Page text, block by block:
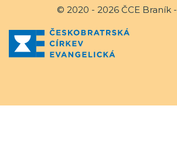
© 2020 - 2026 ČCE Braník -